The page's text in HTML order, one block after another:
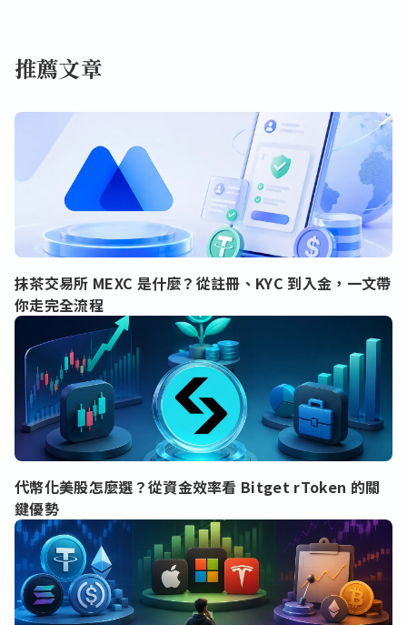
推薦文章
抹茶交易所 MEXC 是什麼？從註冊、KYC 到入金，一文帶
你走完全流程
代幣化美股怎麼選？從資金效率看 Bitget rToken 的關
鍵優勢